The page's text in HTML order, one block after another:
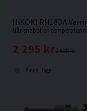
HiKOKI RH18DA
2 638 kr
2 295 kr
Finns i lager